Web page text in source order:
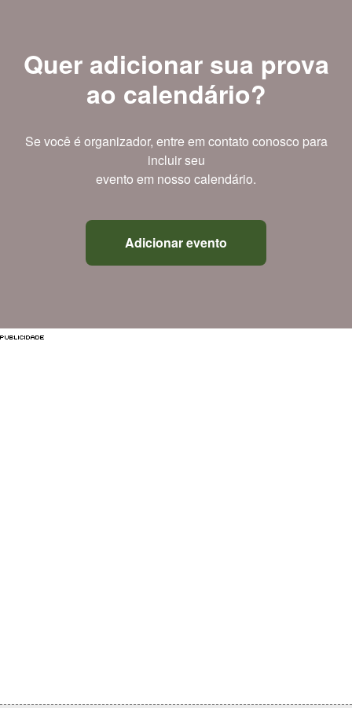
Quer adicionar sua prova
ao calendário?
Se você é organizador, entre em contato conosco para
incluir seu
evento em nosso calendário.
Adicionar evento